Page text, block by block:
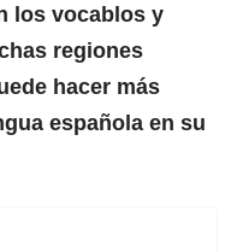
los vocablos y
regiones
hacer más
española en su